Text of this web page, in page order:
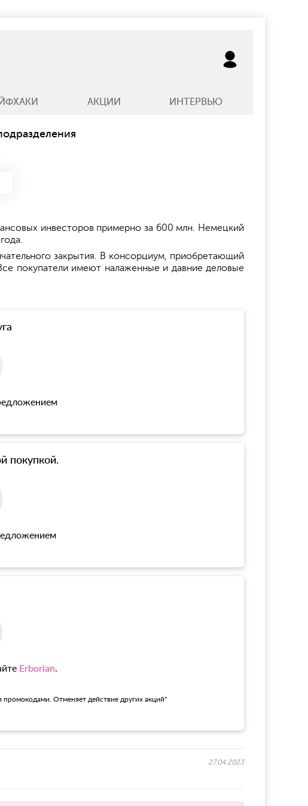
АКЦИИ ИНТЕРВЬЮ
инвесторов примерно за 600 млн. Немецкий
закрытия. В консорциум, приобретающий
покупатели имеют налаженные и давние деловые
покупкой.
Erborian.
промокодами. Отменяет действие других акций"
27.04.2023